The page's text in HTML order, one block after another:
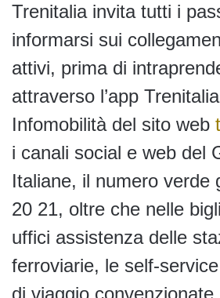
Trenitalia invita tutti i
informarsi sui
attivi, prima di
attraverso l’app
Infomobilità del sito web
i canali social e web del
Italiane, il numero verde
20 21, oltre che nelle
uffici assistenza delle
ferroviarie, le self-